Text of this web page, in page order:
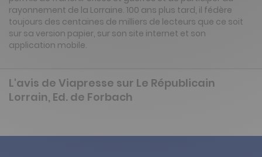
rayonnement de la Lorraine. 100 ans plus tard, il fédère
toujours des centaines de milliers de lecteurs que ce soit
sur sa version papier, sur son site internet et son
application mobile.
L'avis de Viapresse sur Le Républicain
Lorrain, Ed. de Forbach